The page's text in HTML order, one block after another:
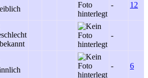
- 12
-
- 6